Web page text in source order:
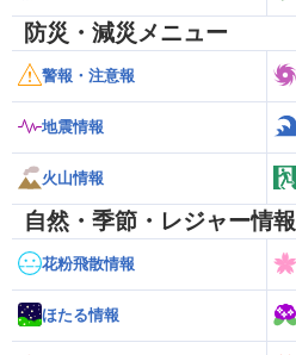
防災・減災メニュー
警報・注意報
地震情報
火山情報
自然・季節・レジャー情報
花粉飛散情報
ほたる情報